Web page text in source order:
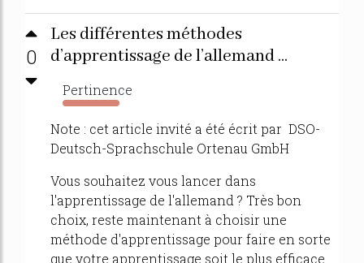
0
Les différentes méthodes
d’apprentissage de l’allemand ...
Pertinence
2504%
Note : cet article invité a été écrit par DSO-
Deutsch-Sprachschule Ortenau GmbH
Vous souhaitez vous lancer dans
l'apprentissage de l'allemand ? Très bon
choix, reste maintenant à choisir une
méthode d'apprentissage pour faire en sorte
que votre apprentissage soit le plus efficace